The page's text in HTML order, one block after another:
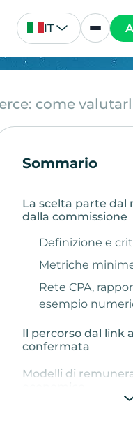
IT
come
Sommario
La scelta parte dal
dalla commissione
Definizione e
Metriche
Rete CPA,
esempio
Il percorso dal link
confermata
Modelli di